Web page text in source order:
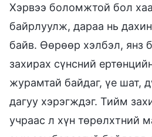
Хэрвээ боломжтой бол хаа
байрлуулж, дараа нь
байв. Өөрөөр хэлбэл, янз
захирах сүнсний
журамтай байдаг, үе шат,
дагуу хэрэгждэг. Тийм
учраас л хүн төрөлхтний